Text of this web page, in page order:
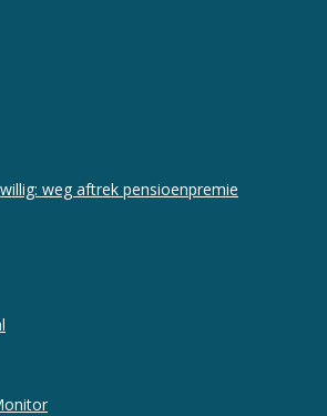
weg aftrek pensioenpremie